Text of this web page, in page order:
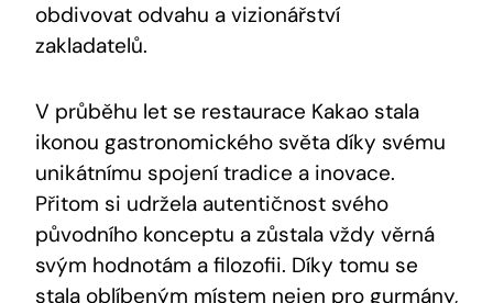
‍obdivovat odvahu ⁣a vizionářství
zakladatelů.
V ⁤průběhu let‍ se ‍restaurace Kakao stala
ikonou ⁣gastronomického světa ⁣díky svému
unikátnímu spojení tradice a inovace.
Přitom si udržela autentičnost svého
původního konceptu ‌a zůstala vždy věrná
svým hodnotám ‍a​ filozofii. Díky tomu ⁣se
stala oblíbeným místem nejen pro gurmány,